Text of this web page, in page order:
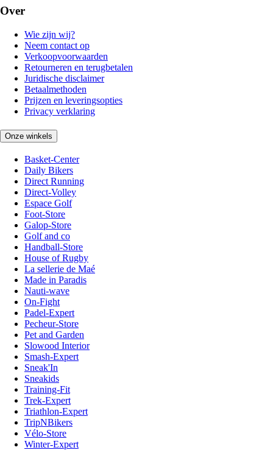
Over
Wie zijn wij?
Neem contact op
Verkoopvoorwaarden
Retourneren en terugbetalen
Juridische disclaimer
Betaalmethoden
Prijzen en leveringsopties
Privacy verklaring
Onze winkels
Basket-Center
Daily Bikers
Direct Running
Direct-Volley
Espace Golf
Foot-Store
Galop-Store
Golf and co
Handball-Store
House of Rugby
La sellerie de Maé
Made in Paradis
Nauti-wave
On-Fight
Padel-Expert
Pecheur-Store
Pet and Garden
Slowood Interior
Smash-Expert
Sneak'In
Sneakids
Training-Fit
Trek-Expert
Triathlon-Expert
TripNBikers
Vélo-Store
Winter-Expert